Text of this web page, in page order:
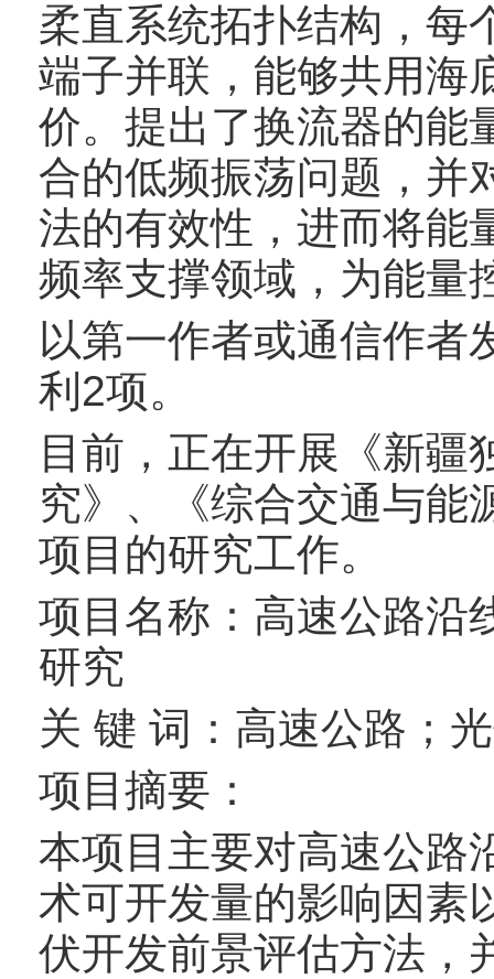
柔直系统拓扑结构，每
端子并联，能够共用海
价。提出了换流器的能
合的低频振荡问题，并
法的有效性，进而将能
频率支撑领域，为能量
以第一作者或通信作者
利2项。
目前，正在开展《新疆
究》、《综合交通与能
项目的研究工作。
项目名称：高速公路沿
研究
关 键 词：高速公路；
项目摘要：
本项目主要对高速公路
术可开发量的影响因素
伏开发前景评估方法，